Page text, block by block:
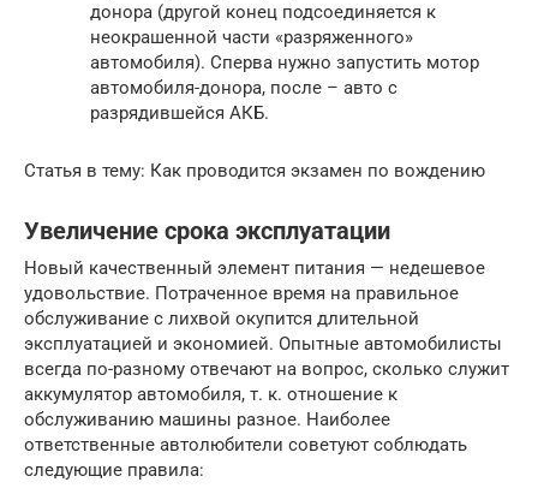
донора (другой конец подсоединяется к
неокрашенной части «разряженного»
автомобиля). Сперва нужно запустить мотор
автомобиля-донора, после – авто с
разрядившейся АКБ.
Статья в тему: Как проводится экзамен по вождению
Увеличение срока эксплуатации
Новый качественный элемент питания — недешевое
удовольствие. Потраченное время на правильное
обслуживание с лихвой окупится длительной
эксплуатацией и экономией. Опытные автомобилисты
всегда по-разному отвечают на вопрос, сколько служит
аккумулятор автомобиля, т. к. отношение к
обслуживанию машины разное. Наиболее
ответственные автолюбители советуют соблюдать
следующие правила: